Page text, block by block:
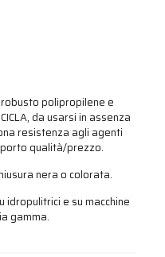
polipropilene e
da usarsi in assenza
resistenza agli agenti
qualità/prezzo.
nera o colorata.
idropulitrici e su macchine
gamma.